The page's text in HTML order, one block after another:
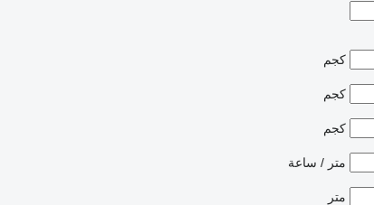
كجم
كجم
كجم
متر / ساعة
متر